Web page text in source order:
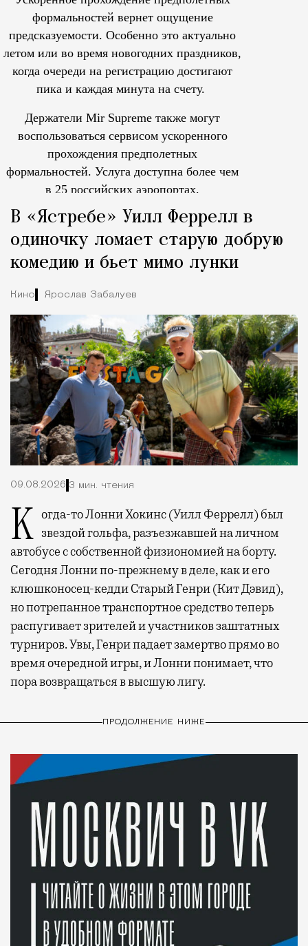
формальностей вернет ощущение
предсказуемости. Особенно это актуально
летом или во время новогодних праздников,
когда очереди на регистрацию достигают
пика и каждая минута на счету.
Держатели Mir Supreme также могут
воспользоваться сервисом ускоренного
прохождения предполетных
формальностей. Услуга доступна более чем
в 25 российских аэропортах.
В «Ястребе» Уилл Феррелл в
одиночку ломает старую добрую
комедию и бьет мимо лунки
Кино Ярослав Забалуев
09.08.2026 3 мин. чтения
Когда-то Лонни Хокинс (Уилл Феррелл) был звездой гольфа, разъезжавшей на личном
автобусе с собственной физиономией на борту.
Сегодня Лонни по-прежнему в деле, как и его
клюшконосец-кедди Старый Генри (Кит Дэвид),
но потрепанное транспортное средство теперь
распугивает зрителей и участников заштатных
турниров. Увы, Генри падает замертво прямо во
время очередной игры, и Лонни понимает, что
пора возвращаться в высшую лигу.
ПРОДОЛЖЕНИЕ НИЖЕ